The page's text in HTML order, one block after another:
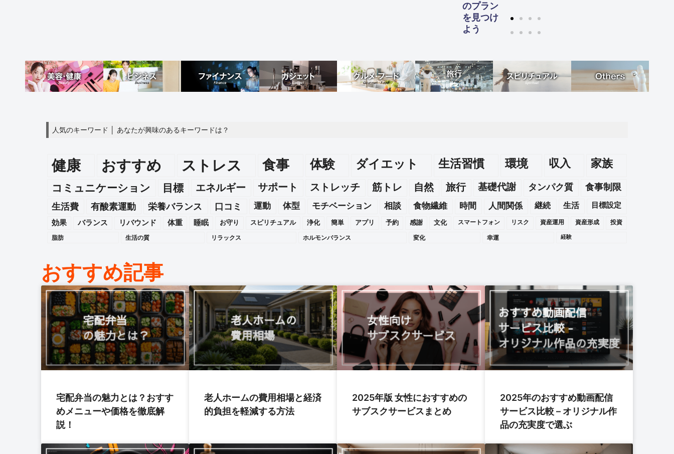
のプラン
を見つけ
よう
人気のキーワード │ あなたが興味のあるキーワードは？
健康 おすすめ ストレス 食事 体験 ダイエット 生活習慣 環境 収入 家族
コミュニケーション 目標 エネルギー サポート ストレッチ 筋トレ 自然 旅行 基礎代謝 タンパク質
食事制限
生活費
有酸素運動 栄養バランス 口コミ 運動 体型 モチベーション 相談 食物繊維 時間 人間関係 継続 生活
目標設定
効果
バランス リバウンド 体重 睡眠 お守り スピリチュアル 浄化 簡単 アプリ 予約 感謝 文化 スマートフォン リスク 資産運用 資産形成 投資
脂肪 生活の質 リラックス ホルモンバランス 変化 幸運 経験
おすすめ記事
宅配弁当の魅力とは？おすす
めメニューや価格を徹底解
説！
老人ホームの費用相場と経済
的負担を軽減する方法
2025年版 女性におすすめの
サブスクサービスまとめ
2025年のおすすめ動画配信
サービス比較 – オリジナル作
品の充実度で選ぶ